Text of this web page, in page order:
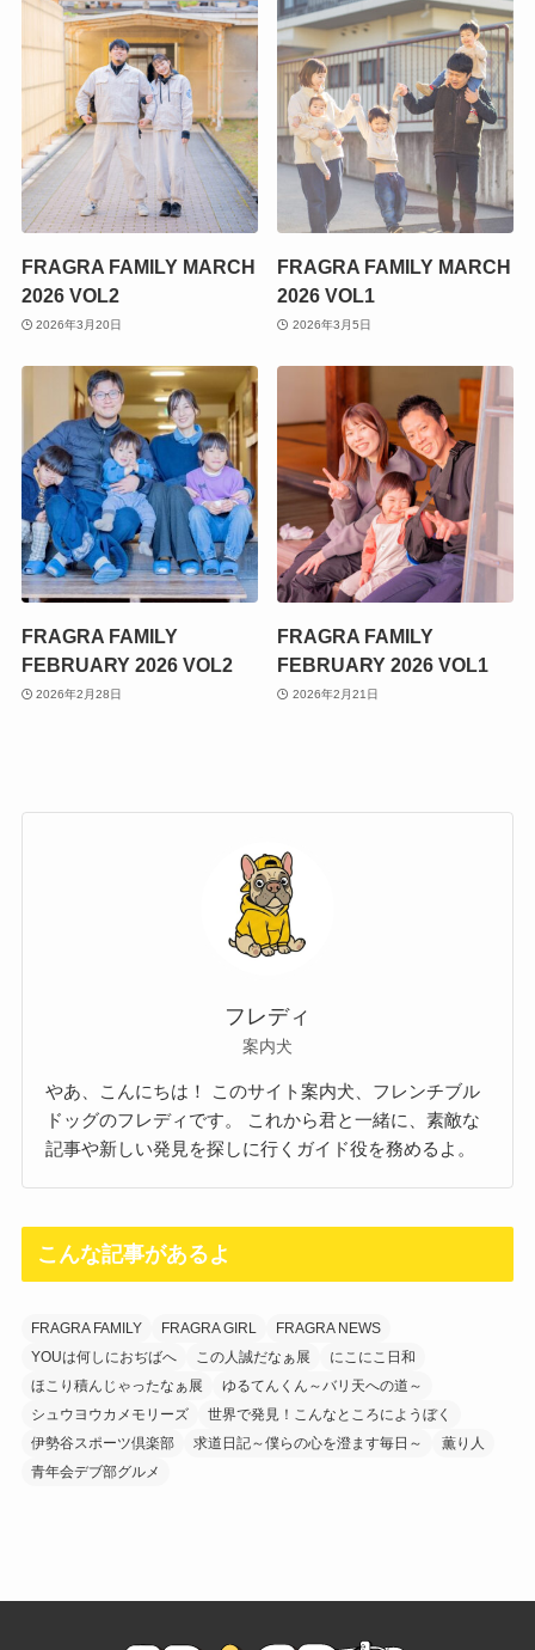
FRAGRA FAMILY MARCH
2026 VOL2
2026年3月20日
FRAGRA FAMILY MARCH
2026 VOL1
2026年3月5日
FRAGRA FAMILY
FEBRUARY 2026 VOL2
2026年2月28日
FRAGRA FAMILY
FEBRUARY 2026 VOL1
2026年2月21日
フレディ
案内犬
やあ、こんにちは！ このサイト案内犬、フレンチブル
ドッグのフレディです。 これから君と一緒に、素敵な
記事や新しい発見を探しに行くガイド役を務めるよ。
こんな記事があるよ
FRAGRA FAMILY FRAGRA GIRL
FRAGRA NEWS
YOUは何しにおぢばへ
この人誠だなぁ展
にこにこ日和
ほこり積んじゃったなぁ展
ゆるてんくん～バリ天への道～
シュウヨウカメモリーズ
世界で発見！こんなところにようぼく
伊勢谷スポーツ倶楽部
求道日記～僕らの心を澄ます毎日～
薫り人
青年会デブ部グルメ